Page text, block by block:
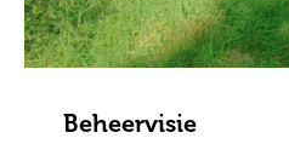
Beheervisie